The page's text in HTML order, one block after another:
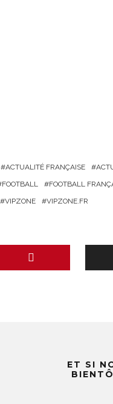
ACTUALITÉ FRANÇAISE
FOOTBALL FOOTBALL
VIPZONE VIPZONE.FR
ET SI